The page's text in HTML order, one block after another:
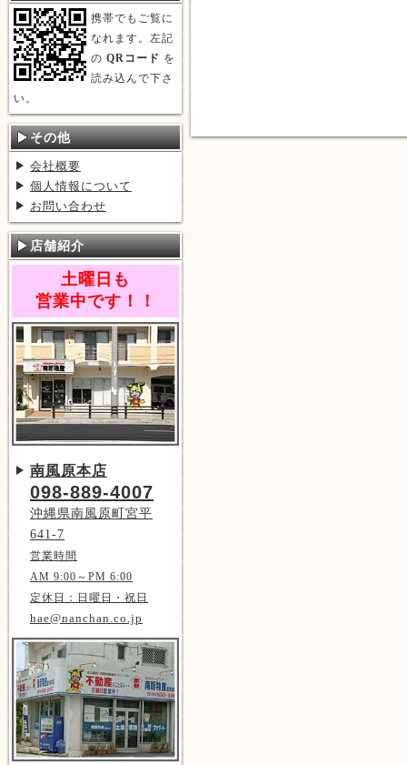
携帯でもご覧に
なれます。左記
の QRコード を
読み込んで下さ
い。
その他
会社概要
個人情報について
お問い合わせ
店舗紹介
土曜日も
営業中です！！
南風原本店
098-889-4007
沖縄県南風原町宮平
641-7
営業時間
AM 9:00～PM 6:00
定休日：日曜日・祝日
hae@nanchan.co.jp